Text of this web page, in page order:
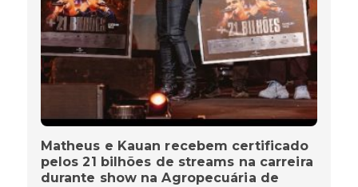
Matheus e Kauan recebem certificado
pelos 21 bilhões de streams na carreira
durante show na Agropecuária de